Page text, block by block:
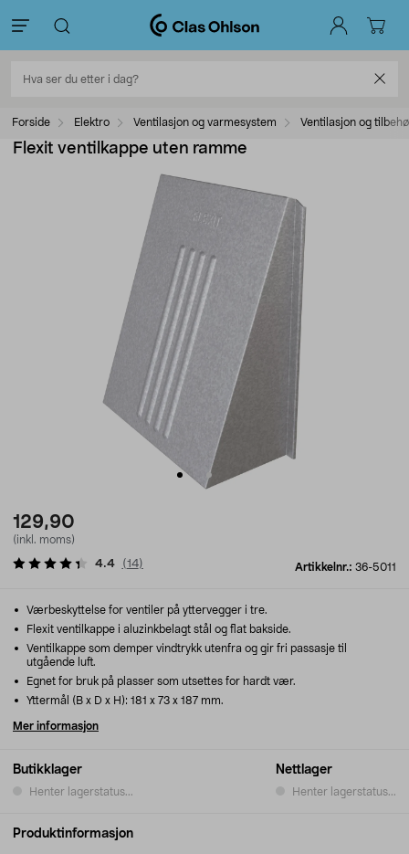
Forside Elektro Ventilasjon og varmesystem Ventilasjon og
Flexit ventilkappe uten ramme
129,90
(inkl. moms)
Artikkelnr.: 36-5011
4.4 (14)
Butikklager
Henter lagerstatus...
Nettlager
Henter lagerstatus...
Værbeskyttelse for ventiler på yttervegger i tre.
Flexit ventilkappe i aluzinkbelagt stål og flat bakside.
Ventilkappe som demper vindtrykk utenfra og gir fri passasje til
utgående luft.
Egnet for bruk på plasser som utsettes for hardt vær.
Yttermål (B x D x H): 181 x 73 x 187 mm.
Mer informasjon
Produktinformasjon